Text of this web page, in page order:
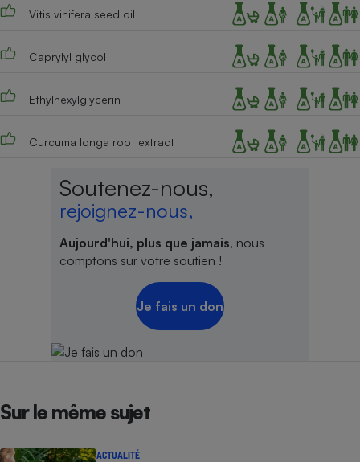
Vitis vinifera seed oil
Caprylyl glycol
Ethylhexylglycerin
Curcuma longa root extract
Soutenez-nous,
rejoignez-nous,
Aujourd'hui, plus que jamais, nous
comptons sur votre soutien !
Je fais un don
Sur le même sujet
ACTUALITÉ